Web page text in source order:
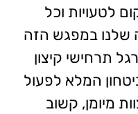
לטעויות וכל
שלנו במפגש הזה
תרחישי קיצון
המלא לפעול
מיומן, קשוב